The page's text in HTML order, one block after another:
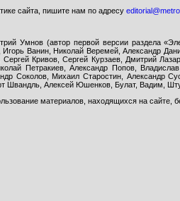
сайта, пишите нам по адресу
Умнов (автор первой версии раздела
Игорь Ванин, Николай Веремей, Александр
Кривов, Сергей Курзаев, Дмитрий
Петракиев, Александр Попов,
Соколов, Михаил Старостин, Александр
Швандль, Алексей Юшенков, Булат, Вадим,
материалов, находящихся на сайте,